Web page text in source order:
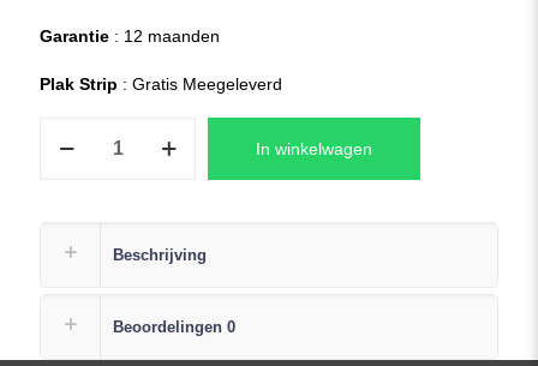
Garantie : 12 maanden
Plak Strip : Gratis Meegeleverd
Replacement
Laptop
In winkelwagen
Beschrijving
Beoordelingen 0